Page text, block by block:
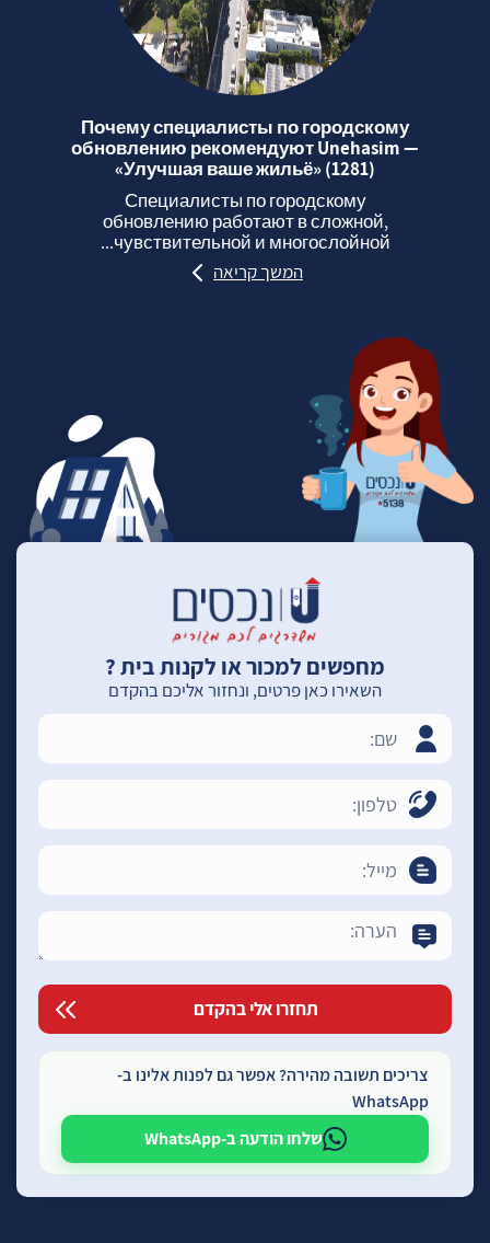
Почему специалисты по городскому
обновлению рекомендуют Unehasim —
«Улучшая ваше жильё» (1281)
Специалисты по городскому
обновлению работают в сложной,
чувствительной и многослойной...
המשך קריאה
מחפשים למכור או לקנות בית ?
השאירו כאן פרטים, ונחזור אליכם בהקדם
צריכים תשובה מהירה? אפשר גם לפנות אלינו ב-
WhatsApp
שלחו הודעה ב-WhatsApp